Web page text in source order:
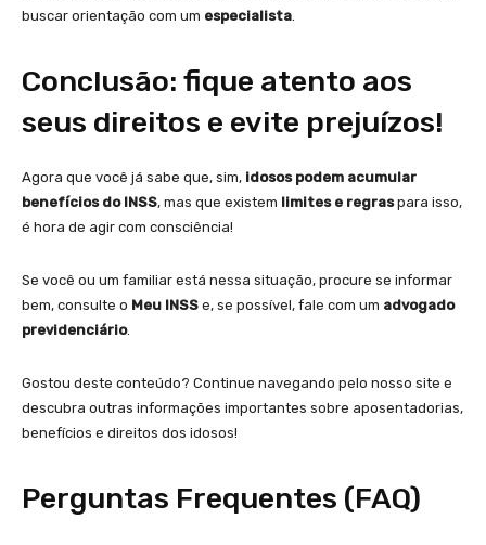
buscar orientação com um especialista.
Conclusão: fique atento aos
seus direitos e evite prejuízos!
Agora que você já sabe que, sim, idosos podem acumular
benefícios do INSS, mas que existem limites e regraspara isso,
é hora de agir com consciência!
Se você ou um familiar está nessa situação, procure se informar
bem, consulte o Meu INSS e, se possível, fale com um advogado
previdenciário.
Gostou deste conteúdo? Continue navegando pelo nosso site e
descubra outras informações importantes sobre aposentadorias,
benefícios e direitos dos idosos!
Perguntas Frequentes (FAQ)